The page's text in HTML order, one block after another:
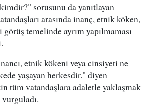
sorusunu da yanıtlayan
arasında inanç, etnik köken,
temelinde ayrım yapılmaması
etnik kökeni veya cinsiyeti ne
yaşayan herkesdir." diyen
tüm vatandaşlara adaletle yaklaşmak